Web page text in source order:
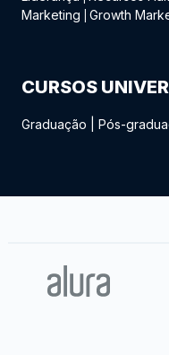
Marketing
Growth
CURSOS
Graduação Pós-